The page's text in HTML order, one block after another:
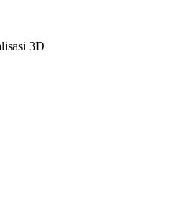
3D